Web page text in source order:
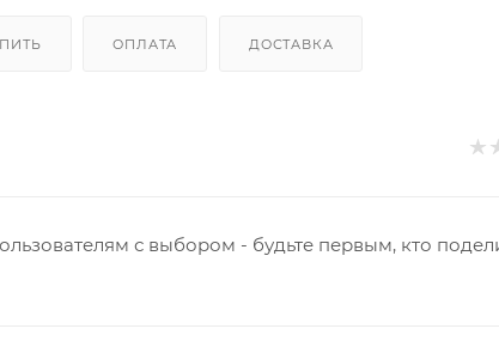
ОПЛАТА ДОСТАВКА
с выбором - будьте первым, кто